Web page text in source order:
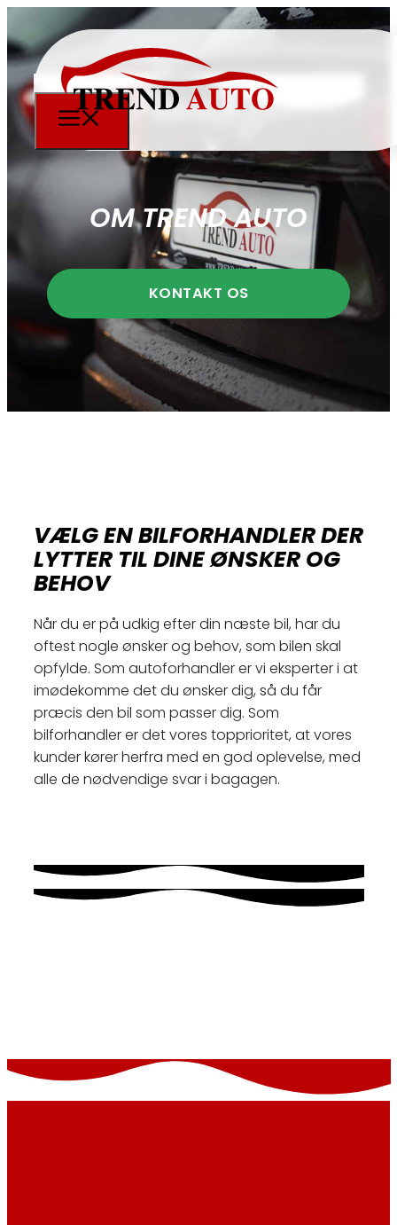
OM TREND AUTO
KONTAKT OS
VÆLG EN BILFORHANDLER DER
LYTTER TIL DINE ØNSKER OG
BEHOV
Når du er på udkig efter din næste bil, har du
oftest nogle ønsker og behov, som bilen skal
opfylde. Som autoforhandler er vi eksperter i at
imødekomme det du ønsker dig, så du får
præcis den bil som passer dig. Som
bilforhandler er det vores topprioritet, at vores
kunder kører herfra med en god oplevelse, med
alle de nødvendige svar i bagagen.